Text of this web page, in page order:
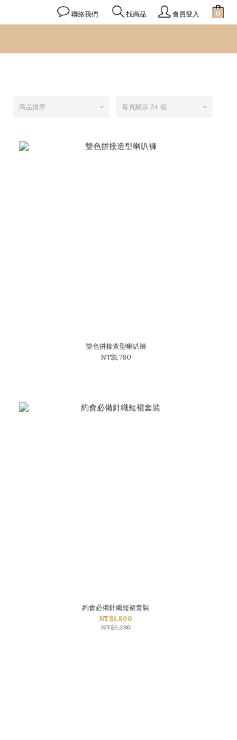
聯絡我們 找商品 會員登入
商品排序 每頁顯示 24 個
雙色拼接造型喇叭褲
NT$1,780
約會必備針織短裙套裝
NT$1,800
NT$2,280